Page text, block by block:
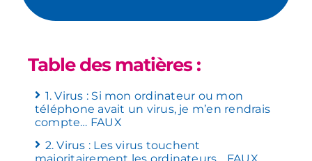
Table des matières :
1. Virus : Si mon ordinateur ou mon
téléphone avait un virus, je m’en rendrais
compte… FAUX
2. Virus : Les virus touchent